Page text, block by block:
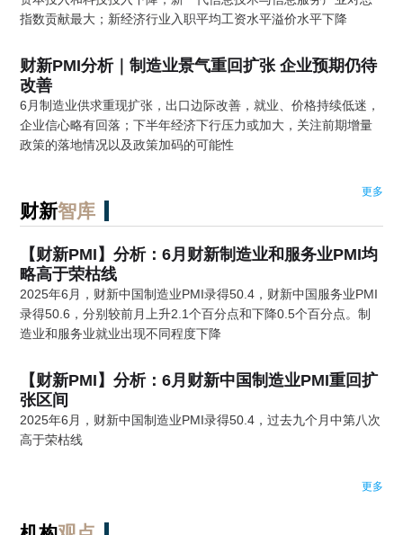
指数贡献最大；新经济行业入职平均工资水平溢价水平下降
财新PMI分析｜制造业景气重回扩张 企业预期仍待
改善
6月制造业供求重现扩张，出口边际改善，就业、价格持续低迷，
企业信心略有回落；下半年经济下行压力或加大，关注前期增量
政策的落地情况以及政策加码的可能性
更多
财新智库
【财新PMI】分析：6月财新制造业和服务业PMI均
略高于荣枯线
2025年6月，财新中国制造业PMI录得50.4，财新中国服务业PMI
录得50.6，分别较前月上升2.1个百分点和下降0.5个百分点。制
造业和服务业就业出现不同程度下降
【财新PMI】分析：6月财新中国制造业PMI重回扩
张区间
2025年6月，财新中国制造业PMI录得50.4，过去九个月中第八次
高于荣枯线
更多